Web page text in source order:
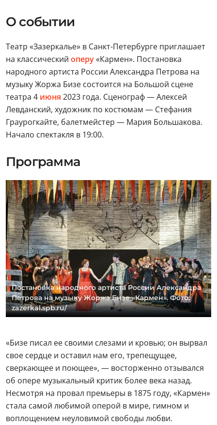
О событии
Театр «Зазеркалье» в Санкт-Петербурге приглашает
на классический оперу«Кармен». Постановка
народного артиста России Александра Петрова на
музыку Жоржа Бизе состоится на Большой сцене
театра 4 июня 2023 года. Сценограф — Алексей
Левданский, художник по костюмам — Стефания
Граурогкайте, балетмейстер — Мария Большакова.
Начало спектакля в 19:00.
Программа
Постановка народного артиста России Александра
Петрова на музыку Жоржа Бизе «Кармен». Фото:
zazerkal.spb.ru/
«Бизе писал ее своими слезами и кровью; он вырвал
свое сердце и оставил нам его, трепещущее,
сверкающее и поющее», — восторженно отзывался
об опере музыкальный критик более века назад.
Несмотря на провал премьеры в 1875 году, «Кармен»
стала самой любимой оперой в мире, гимном и
воплощением неуловимой свободы любви.